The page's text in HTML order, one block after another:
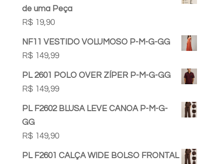
de uma Peça
R$ 19,90
NF11 VESTIDO VOLUMOSO P-M-G-GG
R$ 149,99
PL 2601 POLO OVER ZÍPER P-M-G-GG
R$ 149,99
PL F2602 BLUSA LEVE CANOA P-M-G-
GG
R$ 149,90
PL F2601 CALÇA WIDE BOLSO FRONTAL